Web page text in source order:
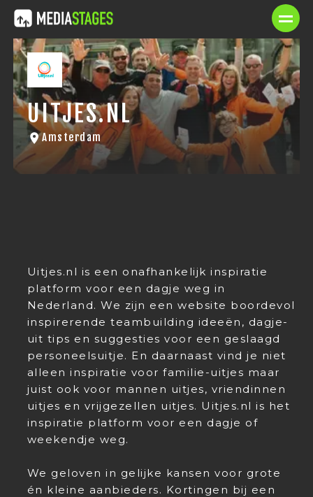
UITJES.NL
Amsterdam
Uitjes.nl is een onafhankelijk inspiratie
platform voor een dagje weg in
Nederland. We zijn een website boordevol
inspirerende teambuilding ideeën, dagje-
uit tips en suggesties voor een geslaagd
personeelsuitje. En daarnaast vind je niet
alleen inspiratie voor familie-uitjes maar
juist ook voor mannen uitjes, vriendinnen
uitjes en vrijgezellen uitjes. Uitjes.nl is het
inspiratie platform voor een dagje of
weekendje weg.
We geloven in gelijke kansen voor grote
én kleine aanbieders. Kortingen bij een